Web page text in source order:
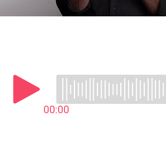
00:00